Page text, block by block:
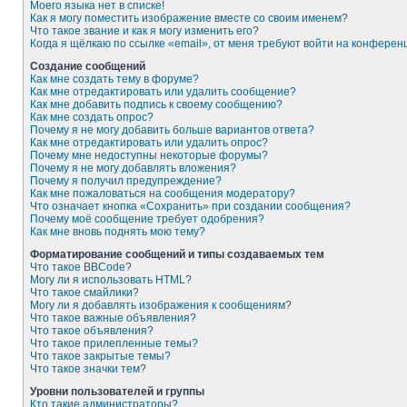
Моего языка нет в списке!
Как я могу поместить изображение вместе со своим именем?
Что такое звание и как я могу изменить его?
Когда я щёлкаю по ссылке «email», от меня требуют войти на
Создание сообщений
Как мне создать тему в форуме?
Как мне отредактировать или удалить сообщение?
Как мне добавить подпись к своему сообщению?
Как мне создать опрос?
Почему я не могу добавить больше вариантов ответа?
Как мне отредактировать или удалить опрос?
Почему мне недоступны некоторые форумы?
Почему я не могу добавлять вложения?
Почему я получил предупреждение?
Как мне пожаловаться на сообщения модератору?
Что означает кнопка «Сохранить» при создании сообщения?
Почему моё сообщение требует одобрения?
Как мне вновь поднять мою тему?
Форматирование сообщений и типы создаваемых тем
Что такое BBCode?
Могу ли я использовать HTML?
Что такое смайлики?
Могу ли я добавлять изображения к сообщениям?
Что такое важные объявления?
Что такое объявления?
Что такое прилепленные темы?
Что такое закрытые темы?
Что такое значки тем?
Уровни пользователей и группы
Кто такие администраторы?